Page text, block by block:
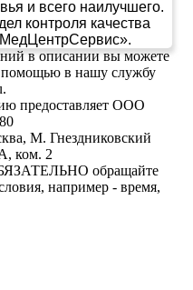
и всего наилучшего.
контроля качества
в описании вы можете
помощью в нашу службу
предоставляет ООО
М. Гнездниковский
ком. 2
обращайте
например - время,